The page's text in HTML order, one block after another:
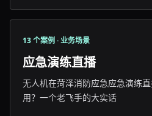
13 个案例 · 业务场景
应急演练直播
无人机在菏泽消防应急应急演练
用？一个老飞手的大实话